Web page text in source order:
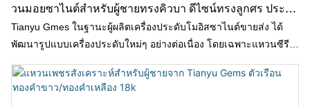
วนมอยซาไนต์สำหรับผู้ชายทรงคิวบา ดีไซน์ทรงลูกศร ประดับ
เพชรเต็มวง
Tianyu Gmes ในฐานะผู้ผลิตเครื่องประดับโมอิสซาไนต์ขายส่ง ได้
พัฒนารูปแบบเครื่องประดับใหม่ๆ อย่างต่อเนื่อง โดยเฉพาะแหวนซีรีส์
ทันสมัยและใช้งานได้หลากหลาย เป็นที่ชื่นชอบของทุกคน